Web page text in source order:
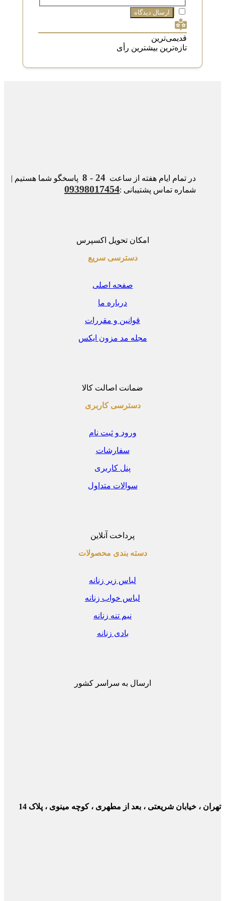
قدیمی‌ترین
تازه‌ترین بیشترین رأی
در تمام ایام هفته از ساعت24 - 8
پاسخگو شما هستیم |
شماره تماس پشتیبانی :09398017454
امکان تحویل اکسپرس
دسترسی سریع
صفحه اصلی
درباره ما
قوانین و مقررات
مجله مد مزون ایکس
ضمانت اصالت کالا
دسترسی کاربری
ورود و ثبت نام
سفارشات
پنل کاربری
سوالات متداول
پرداخت آنلاین
دسته بندی محصولات
لباس زیر زنانه
لباس خواب زنانه
نیم تنه زنانه
بادی زنانه
ارسال به سراسر کشور
، خیابان شریعتی ، بعد از مطهری ، کوچه مینوی ، پلاک 14